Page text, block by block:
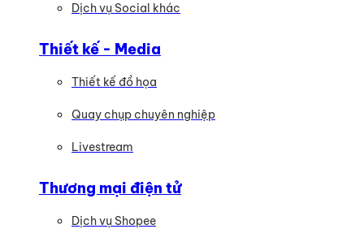
Dịch vụ Social khác
Thiết kế - Media
Thiết kế đồ họa
Quay chụp chuyên nghiệp
Livestream
Thương mại điện tử
Dịch vụ Shopee